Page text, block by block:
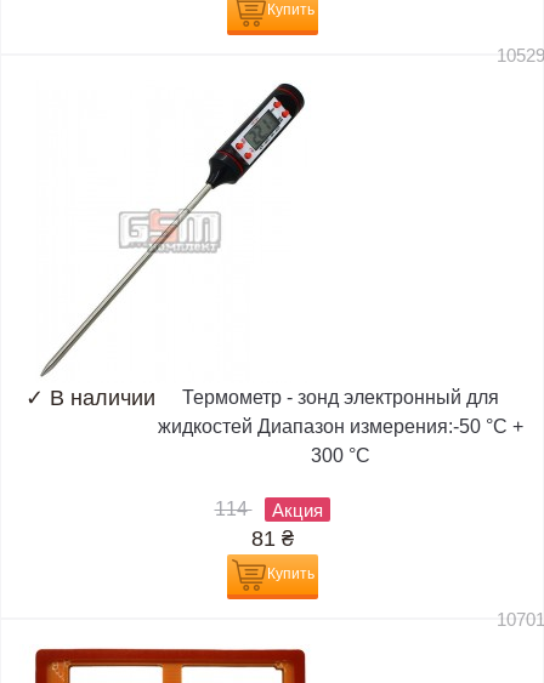
Купить
✓ В наличии
Термометр - зонд электронный для
жидкостей Диапазон измерения:-50 °C +
300 °C
114 Акция
81 ₴
Купить